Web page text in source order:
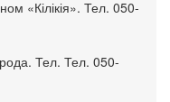
«Кілікія». Тел. 050-
Тел. Тел. 050-